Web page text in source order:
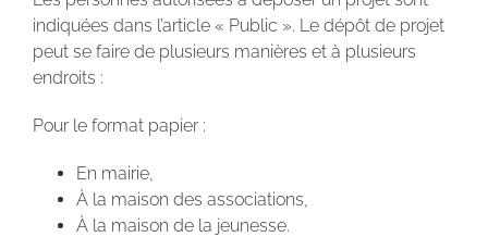
indiquées dans l’article « Public ». Le dépôt de projet
peut se faire de plusieurs manières et à plusieurs
endroits :
Pour le format papier :
En mairie,
À la maison des associations,
À la maison de la jeunesse.